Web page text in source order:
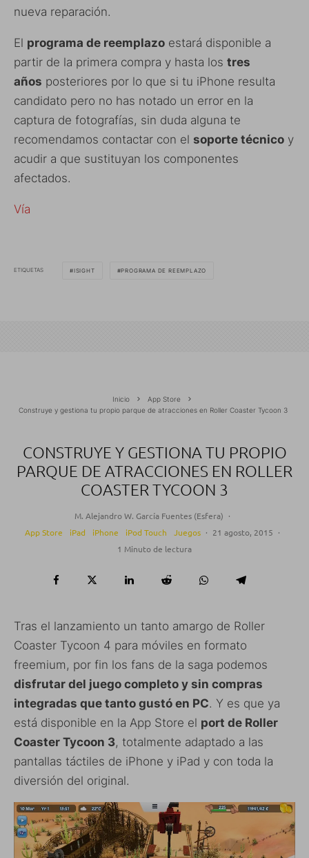
nueva reparación.
El programa de reemplazo estará disponible a
partir de la primera compra y hasta los tres
años posteriores por lo que si tu iPhone resulta
candidato pero no has notado un error en la
captura de fotografías, sin duda alguna te
recomendamos contactar con el soporte técnico y
acudir a que sustituyan los componentes
afectados.
Vía
ETIQUETAS ISIGHT PROGRAMA DE REEMPLAZO
Inicio
App Store
Construye y gestiona tu propio parque de atracciones en Roller Coaster Tycoon 3
CONSTRUYE Y GESTIONA TU PROPIO
PARQUE DE ATRACCIONES EN ROLLER
COASTER TYCOON 3
M. Alejandro W. García Fuentes (Esfera) ·
App Store
iPad iPhone iPod Touch Juegos · 21 agosto, 2015 ·
1 Minuto de lectura
Tras el lanzamiento un tanto amargo de Roller
Coaster Tycoon 4 para móviles en formato
freemium, por fin los fans de la saga podemos
disfrutar del juego completo y sin compras
integradas que tanto gustó en PC. Y es que ya
está disponible en la App Store el port de Roller
Coaster Tycoon 3, totalmente adaptado a las
pantallas táctiles de iPhone y iPad y con toda la
diversión del original.
Suscríbete al blog por
correo electrónico
Introduce tu correo electrónico para
suscribirte a este blog y recibir